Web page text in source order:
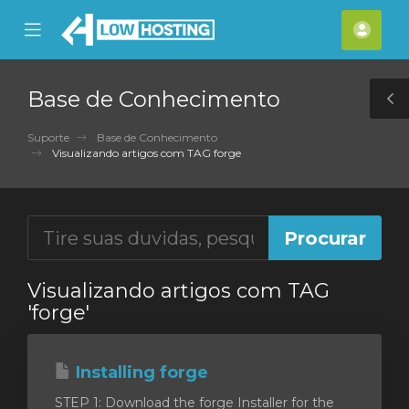
Mobile
Menu
Base de Conhecimento
Suporte
Base de Conhecimento
Visualizando artigos com TAG forge
Visualizando artigos com TAG
'forge'
Installing forge
STEP 1: Download the forge Installer for the